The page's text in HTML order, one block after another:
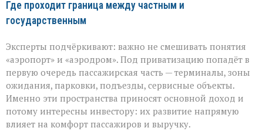
Где проходит граница между частным и
государственным
Эксперты подчёркивают: важно не смешивать понятия
«аэропорт» и «аэродром». Под приватизацию попадёт в
первую очередь пассажирская часть — терминалы, зоны
ожидания, парковки, подъезды, сервисные объекты.
Именно эти пространства приносят основной доход и
потому интересны инвестору: их развитие напрямую
влияет на комфорт пассажиров и выручку.